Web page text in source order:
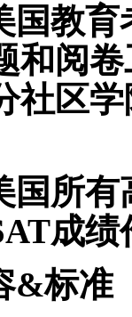
国教
和阅
社区
国所
成
&标准